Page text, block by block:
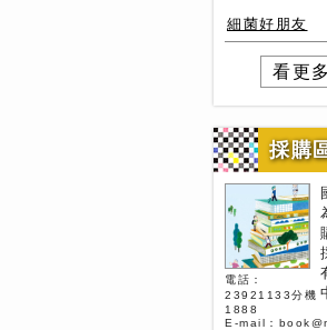
細菌好朋友
看更
採購
電話：
23921133分機
1888
E-mail：